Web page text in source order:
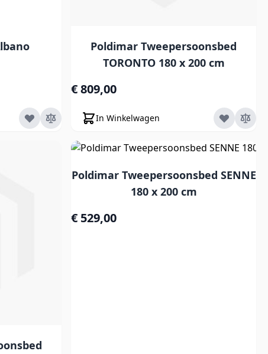
Poldimar Tweepersoonsbed
TORONTO 180 x 200 cm
€ 809,00
In Winkelwagen
Poldimar Tweepersoonsbed SENNE
180 x 200 cm
€ 529,00